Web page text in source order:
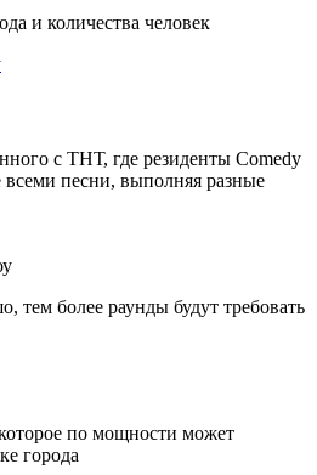
и количества человек
с ТНТ, где резиденты Comedy
песни, выполняя разные
тем более раунды будут требовать
по мощности может
города